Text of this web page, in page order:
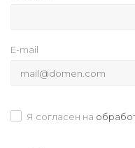
E-mail
Я согласен на